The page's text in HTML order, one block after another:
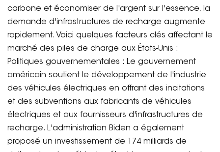
carbone et économiser de l'argent sur l'essence, la
demande d'infrastructures de recharge augmente
rapidement. Voici quelques facteurs clés affectant le
marché des piles de charge aux États-Unis :
Politiques gouvernementales : Le gouvernement
américain soutient le développement de l'industrie
des véhicules électriques en offrant des incitations
et des subventions aux fabricants de véhicules
électriques et aux fournisseurs d'infrastructures de
recharge. L'administration Biden a également
proposé un investissement de 174 milliards de